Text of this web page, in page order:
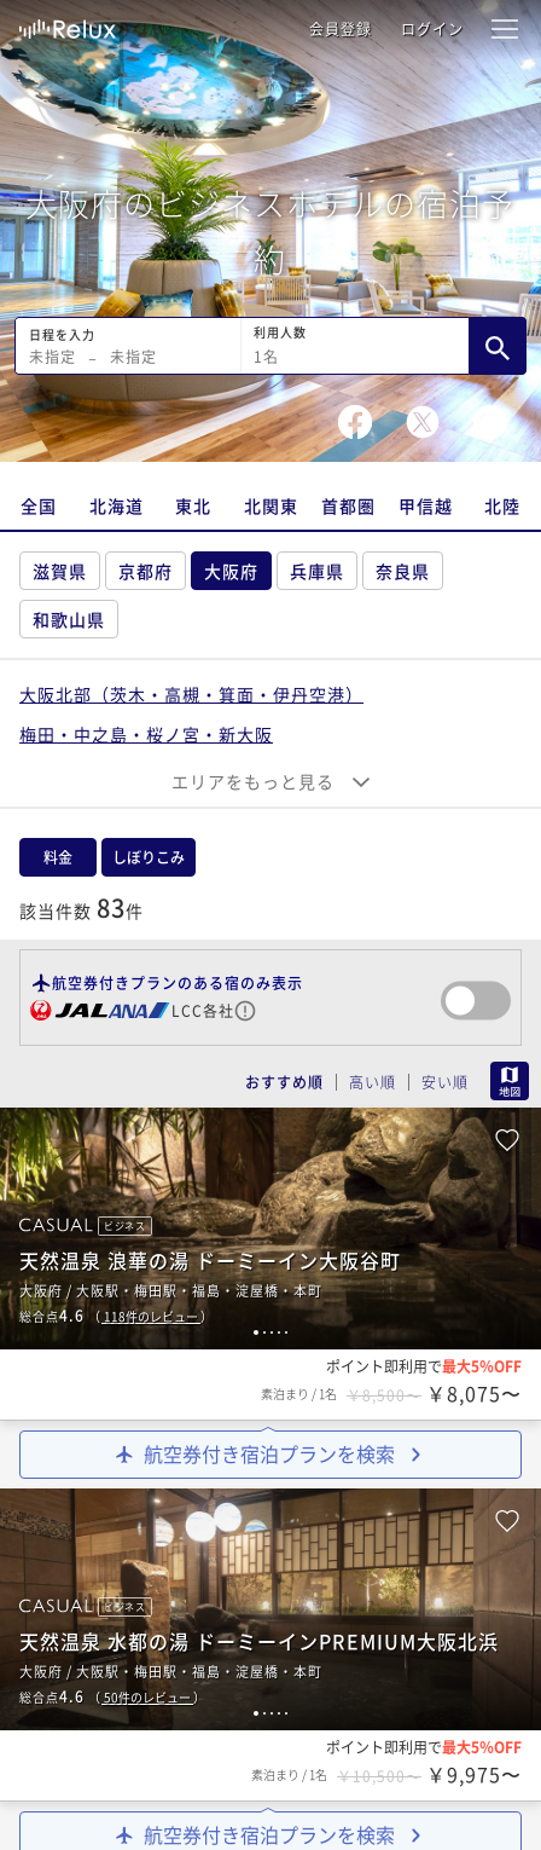
会員登録 ログイン
大阪府のビジネスホテルの宿泊予
約
日程を入力
未指定 − 未指定
利用人数
1 名
全国 北海道 東北 北関東 首都圏 甲信越 北陸
滋賀県 京都府 大阪府 兵庫県
奈良県
和歌山県
大阪北部（茨木・高槻・箕面・伊丹空港）
梅田・中之島・桜ノ宮・新大阪
大阪ベイエリア（ユニバーサルシティ・南港）
大阪東部（寝屋川・守口・門真・東大阪）
大阪南部（堺・岸和田・関西空港）
エリアをもっと見る
料金 しぼりこみ
該当件数 83件
航空券付きプランのある宿のみ表示
LCC各社
おすすめ順 高い順 安い順
1 2 3 4 5
ビジネス
天然温泉 浪華の湯 ドーミーイン大阪谷町
大阪府 / 大阪駅・梅田駅・福島・淀屋橋・本町
総合点4.6（ 118件のレビュー）
ポイント即利用で最大5％OFF
素泊まり / 1名 ￥8,500〜 ￥8,075〜
航空券付き宿泊プランを検索
1 2 3 4 5
ビジネス
天然温泉 水都の湯 ドーミーインPREMIUM大阪北浜
大阪府 / 大阪駅・梅田駅・福島・淀屋橋・本町
総合点4.6 （ 50件のレビュー）
ポイント即利用で最大5％OFF
素泊まり / 1名 ￥10,500〜 ￥9,975〜
航空券付き宿泊プランを検索